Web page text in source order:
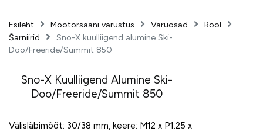
Esileht Mootorsaani varustus Varuosad
Rool
Šarniirid
Sno-X kuulliigend alumine Ski-
Doo/Freeride/Summit 850
Sno-X Kuulliigend Alumine Ski-
Doo/Freeride/Summit 850
Välisläbimõõt: 30/38 mm, keere: M12 x P1.25 x